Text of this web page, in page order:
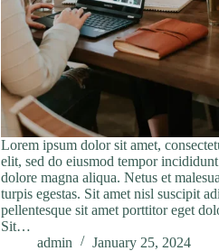
Lorem ipsum dolor sit amet,
elit, sed do eiusmod tempor
dolore magna aliqua. Netus et
turpis egestas. Sit amet nisl suscipit
pellentesque sit amet porttitor eget
Sit…
admin
January 25, 2024